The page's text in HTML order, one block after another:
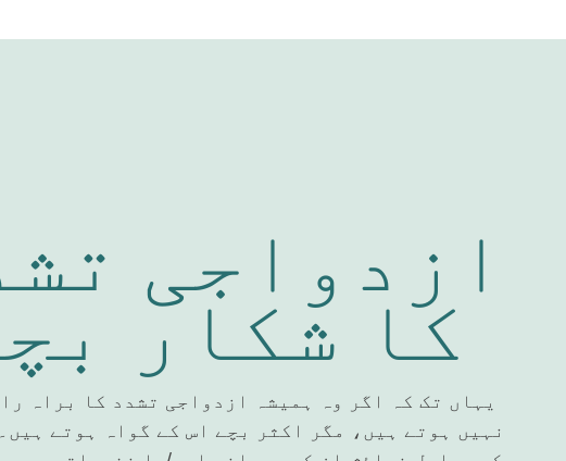
ازدواجی
کا شکار
یہاں تک کہ اگر وہ ہمیشہ ازدواجی تشدد کا براہ
نہیں ہوتے ہیں، مگر اکثر بچے اس کے گواہ ہوتے